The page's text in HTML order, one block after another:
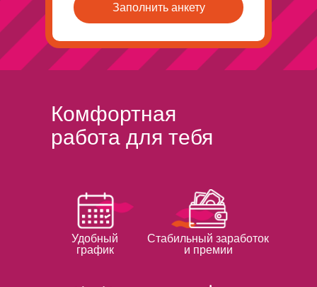
Заполнить анкету
Комфортная
работа для тебя
Удобный
график
Стабильный заработок
и премии